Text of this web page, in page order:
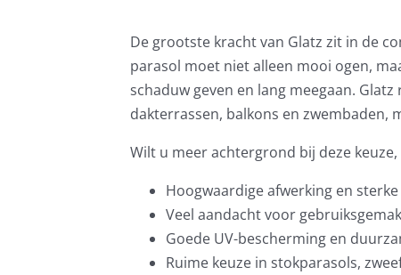
De grootste kracht van Glatz zit in de
parasol moet niet alleen mooi ogen,
schaduw geven en lang meegaan.
dakterrassen, balkons en
Wilt u meer achtergrond bij deze keuze,
Hoogwaardige afwerking en
Veel aandacht voor
Goede UV-bescherming en
Ruime keuze in stokparasols,